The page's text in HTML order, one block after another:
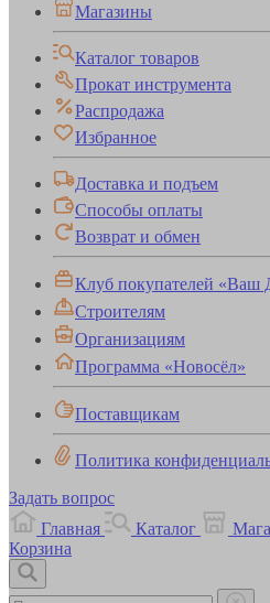
Магазины
Каталог товаров
Прокат инструмента
Распродажа
Избранное
Доставка и подъем
Способы оплаты
Возврат и обмен
Клуб покупателей «Ваш
Строителям
Организациям
Программа «Новосёл»
Поставщикам
Политика
Задать вопрос
Главная
Каталог
Корзина